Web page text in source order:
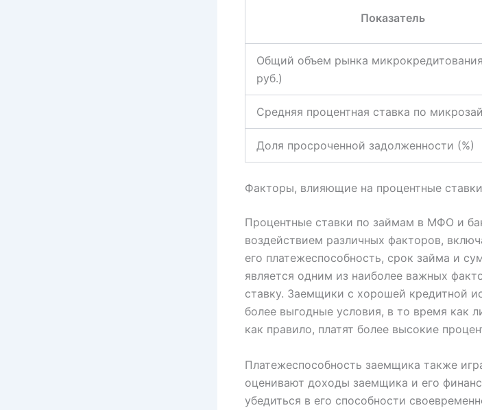
Показатель
Общий объем рынка
руб.)
Средняя процентная ставка по
Доля просроченной задолженности (%)
Факторы, влияющие на процентные
Процентные ставки по займам в МФО и
воздействием различных факторов,
его платежеспособность, срок займа и
является одним из наиболее важных
ставку. Заемщики с хорошей кредитной
более выгодные условия, в то время как
как правило, платят более высокие
Платежеспособность заемщика также
оценивают доходы заемщика и его
убедиться в его способности